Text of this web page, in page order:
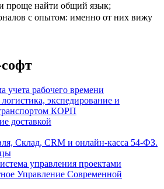
проще найти общий язык;
с опытом: именно от них вижу
учета рабочего времени
экспедирование и
КОРП
доставкой
Склад, CRM и онлайн-касса 54-ФЗ.
управления проектами
Управление Современной